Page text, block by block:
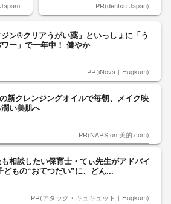
PR(dentsu Japan)
ジン®クリアうがい薬」といっしょに「う
ー」で一年中！ 健やか
PR(iNova｜Hugkum)
新クレンジングオイルで毎朝、メイク映
潤い美肌へ
PR(NARS on 美的.com)
相談したい保育士・てぃ先生がアドバイ
どもの“おてつだい”に、どん...
PR(アタック・キュキュット｜Hugkum)